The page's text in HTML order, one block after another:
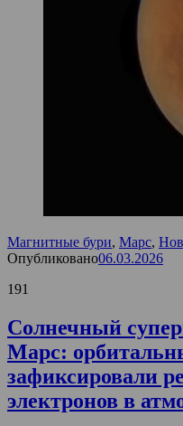
Магнитные бури, Марс,
Опубликовано06.03.2026
191
Солнечный
Марс:
зафиксировали
электронов в